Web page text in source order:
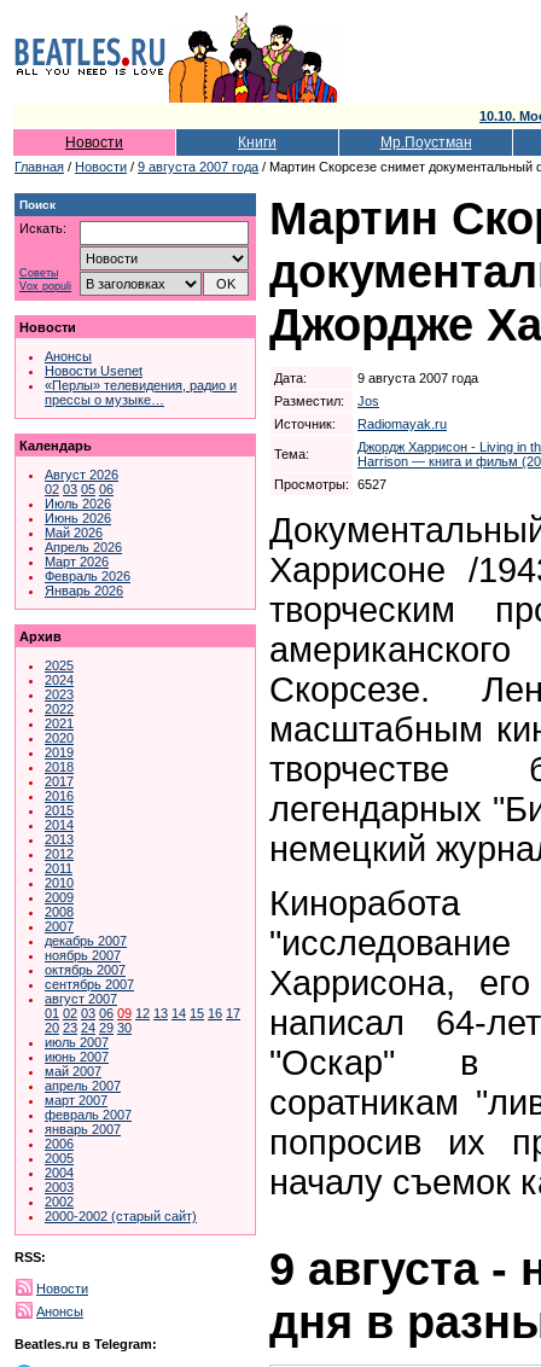
10.10.
Новости Книги Мр.Поустман
Главная / Новости / 9 августа 2007 года / Мартин Скорсезе снимет
Поиск
Искать:
Советы
Vox populi
Новости
Анонсы
Новости Usenet
«Перлы» телевидения, радио и
прессы о музыке…
Календарь
Август 2026
02 03 05 06
Июль 2026
Июнь 2026
Май 2026
Апрель 2026
Март 2026
Февраль 2026
Январь 2026
Архив
2025
2024
2023
2022
2021
2020
2019
2018
2017
2016
2015
2014
2013
2012
2011
2010
2009
2008
2007
декабрь 2007
ноябрь 2007
октябрь 2007
сентябрь 2007
август 2007
01 02 03 06 09 12 13 14 15 16 17
20 23 24 29 30
июль 2007
июнь 2007
май 2007
апрель 2007
март 2007
февраль 2007
январь 2007
2006
2005
2004
2003
2002
2000-2002 (старый сайт)
RSS:
Новости
Анонсы
Beatles.ru в Telegram:
Мартин
Джордже
Дата:
9 августа 2007 года
Разместил:
Jos
Источник:
Radiomayak.ru
Тема:
Джордж Харрисон - Living in
Harrison — книга и фильм
Просмотры:
6527
Харрисоне /
творческим
Скорсезе.
масштабным
творчестве
легендарных
немецкий
Харрисона,
написал 64-
"Оскар" в
соратникам
попросив их
началу съемок
9 августа -
дня в